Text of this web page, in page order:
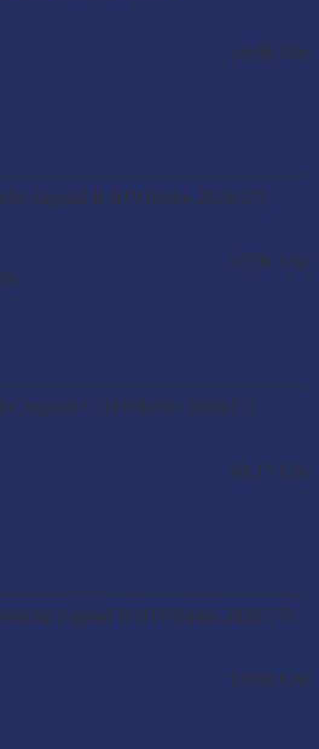
16:00 Uhr
Jugend B (HVBerlin 2026/27)
07:30 Uhr
Jugend C (HVBerlin 2026/27)
09:15 Uhr
Jugend D (HVBerlin 2026/27)
10:00 Uhr